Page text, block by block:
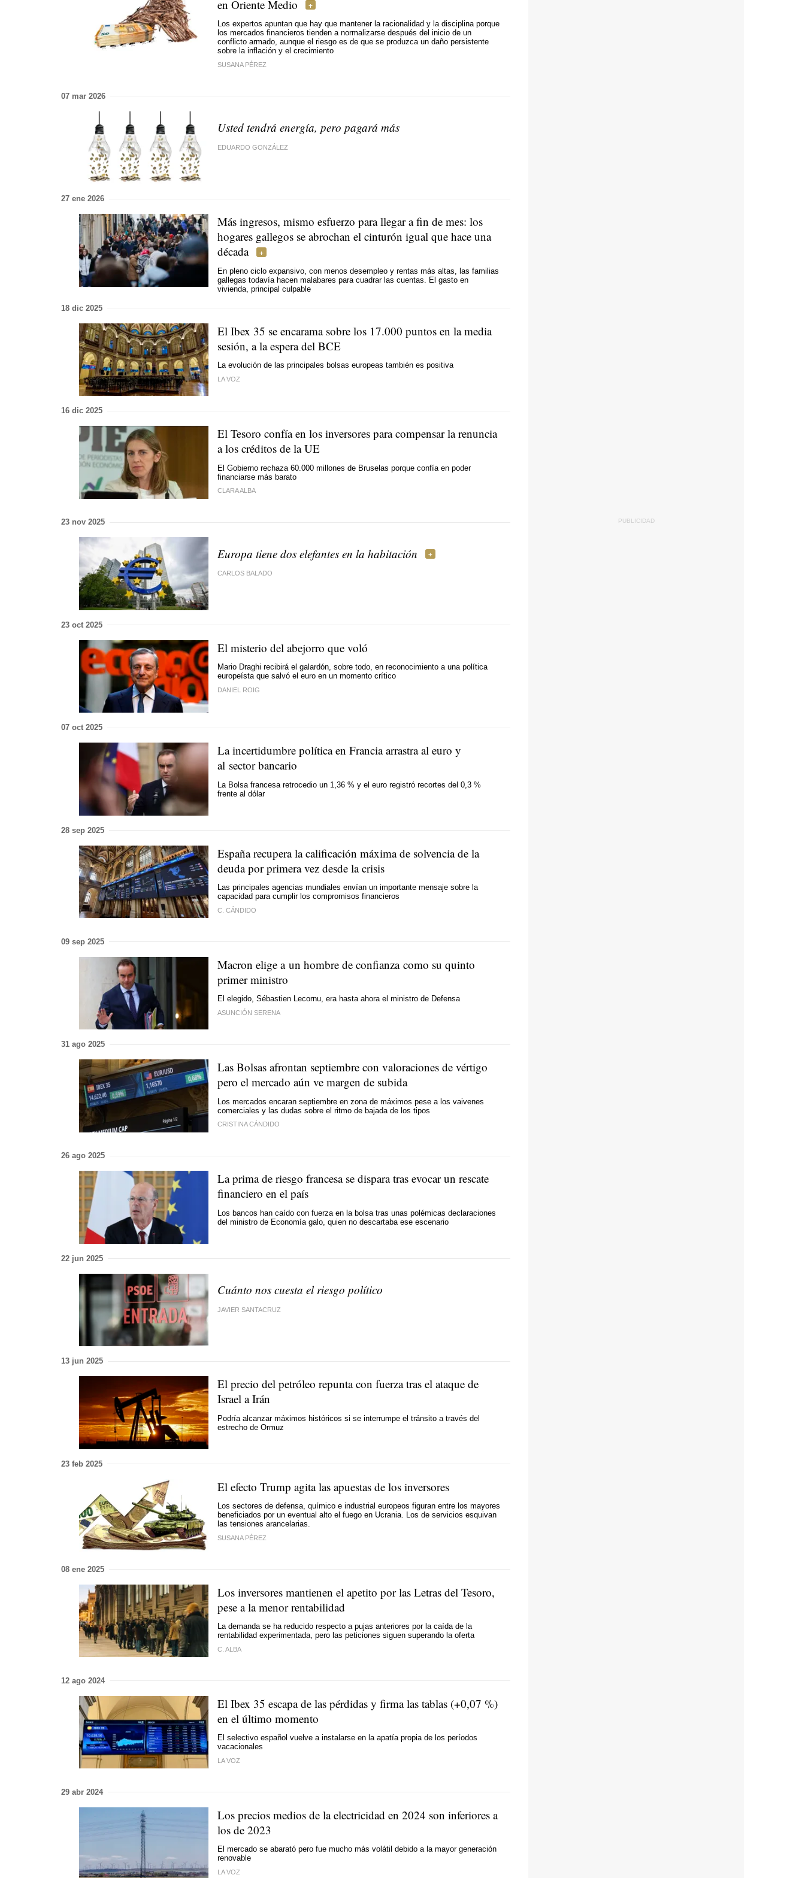
en Oriente Medio
Los expertos apuntan que hay que mantener la racionalidad y la disciplina porque
los mercados financieros tienden a normalizarse después del inicio de un
conflicto armado, aunque el riesgo es de que se produzca un daño persistente
sobre la inflación y el crecimiento
SUSANA PÉREZ
07 mar 2026
Usted tendrá energía, pero pagará más
EDUARDO GONZÁLEZ
27 ene 2026
Más ingresos, mismo esfuerzo para llegar a fin de mes: los
hogares gallegos se abrochan el cinturón igual que hace una
década
En pleno ciclo expansivo, con menos desempleo y rentas más altas, las familias
gallegas todavía hacen malabares para cuadrar las cuentas. El gasto en
vivienda, principal culpable
18 dic 2025
El Ibex 35 se encarama sobre los 17.000 puntos en la media
sesión, a la espera del BCE
La evolución de las principales bolsas europeas también es positiva
LA VOZ
16 dic 2025
El Tesoro confía en los inversores para compensar la renuncia
a los créditos de la UE
El Gobierno rechaza 60.000 millones de Bruselas porque confía en poder
financiarse más barato
CLARA ALBA
23 nov 2025
Europa tiene dos elefantes en la habitación
CARLOS BALADO
23 oct 2025
El misterio del abejorro que voló
Mario Draghi recibirá el galardón, sobre todo, en reconocimiento a una política
europeísta que salvó el euro en un momento crítico
DANIEL ROIG
07 oct 2025
La incertidumbre política en Francia arrastra al euro y
al sector bancario
La Bolsa francesa retrocedio un 1,36 % y el euro registró recortes del 0,3 %
frente al dólar
28 sep 2025
España recupera la calificación máxima de solvencia de la
deuda por primera vez desde la crisis
Las principales agencias mundiales envían un importante mensaje sobre la
capacidad para cumplir los compromisos financieros
C. CÁNDIDO
09 sep 2025
Macron elige a un hombre de confianza como su quinto
primer ministro
El elegido, Sébastien Lecornu, era hasta ahora el ministro de Defensa
ASUNCIÓN SERENA
31 ago 2025
Las Bolsas afrontan septiembre con valoraciones de vértigo
pero el mercado aún ve margen de subida
Los mercados encaran septiembre en zona de máximos pese a los vaivenes
comerciales y las dudas sobre el ritmo de bajada de los tipos
CRISTINA CÁNDIDO
26 ago 2025
La prima de riesgo francesa se dispara tras evocar un rescate
financiero en el país
Los bancos han caído con fuerza en la bolsa tras unas polémicas declaraciones
del ministro de Economía galo, quien no descartaba ese escenario
22 jun 2025
Cuánto nos cuesta el riesgo político
JAVIER SANTACRUZ
13 jun 2025
El precio del petróleo repunta con fuerza tras el ataque de
Israel a Irán
Podría alcanzar máximos históricos si se interrumpe el tránsito a través del
estrecho de Ormuz
23 feb 2025
El efecto Trump agita las apuestas de los inversores
Los sectores de defensa, químico e industrial europeos figuran entre los mayores
beneficiados por un eventual alto el fuego en Ucrania. Los de servicios esquivan
las tensiones arancelarias.
SUSANA PÉREZ
08 ene 2025
Los inversores mantienen el apetito por las Letras del Tesoro,
pese a la menor rentabilidad
La demanda se ha reducido respecto a pujas anteriores por la caída de la
rentabilidad experimentada, pero las peticiones siguen superando la oferta
C. ALBA
12 ago 2024
El Ibex 35 escapa de las pérdidas y firma las tablas (+0,07 %)
en el último momento
El selectivo español vuelve a instalarse en la apatía propia de los períodos
vacacionales
LA VOZ
29 abr 2024
Los precios medios de la electricidad en 2024 son inferiores a
los de 2023
El mercado se abarató pero fue mucho más volátil debido a la mayor generación
renovable
LA VOZ